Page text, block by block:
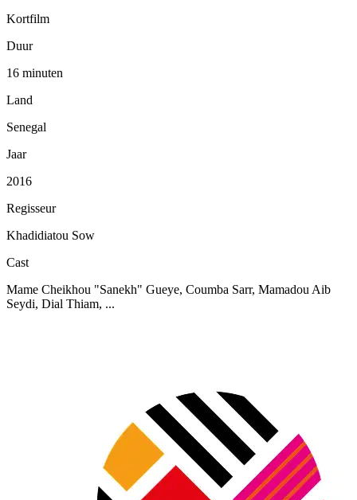
Kortfilm
Duur
16 minuten
Land
Senegal
Jaar
2016
Regisseur
Khadidiatou Sow
Cast
Mame Cheikhou "Sanekh" Gueye, Coumba Sarr, Mamadou Aib
Seydi, Dial Thiam, ...